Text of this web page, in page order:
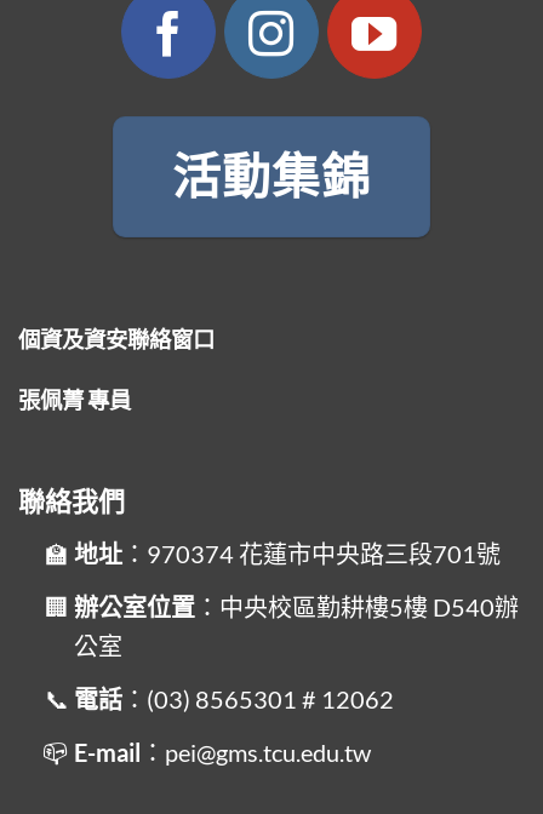
活動集錦
個資及資安聯絡窗口
張佩菁 專員
聯絡我們
地址 ：970374 花蓮市中央路三段701號
辦公室位置 ：中央校區勤耕樓5樓 D540辦
公室
電話 ：(03) 8565301 # 12062
E-mail ：pei@gms.tcu.edu.tw